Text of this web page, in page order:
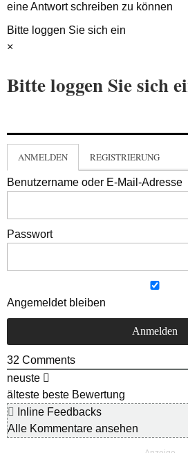
eine Antwort schreiben zu können
Bitte loggen Sie sich ein
×
Bitte loggen Sie sich
ANMELDEN REGISTRIERUNG
Benutzername oder E-Mail-Adresse
Passwort
Angemeldet bleiben
32 Comments
neuste
älteste beste Bewertung
Inline Feedbacks
Alle Kommentare ansehen